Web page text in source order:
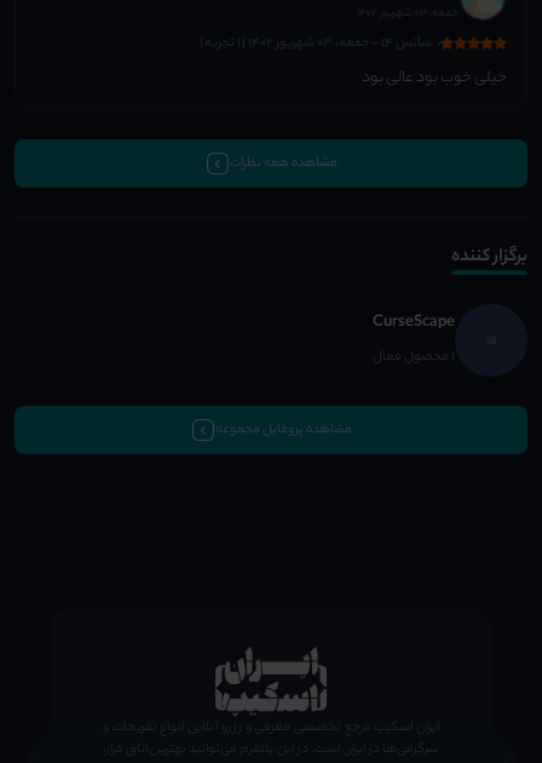
جمعه، 03 شهریور 1402
سانس 14 - جمعه، 03 شهریور 1402 (1 تجربه)
خیلى خوب بود عالى بود
مشاهده همه نظرات
برگزار کننده
CurseScape
1 محصول فعال
مشاهده پروفایل مجموعه
ایران اسکیپ مرجع تخصصی معرفی و رزرو آنلاین انواع تفریحات و
سرگرمی‌ها در ایران است. در این پلتفرم می‌توانید بهترین اتاق فرار،